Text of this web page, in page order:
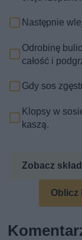
Następnie
Odrobinę
całość i
Gdy sos
Klopsy w
kaszą.
Zobacz
Oblicz